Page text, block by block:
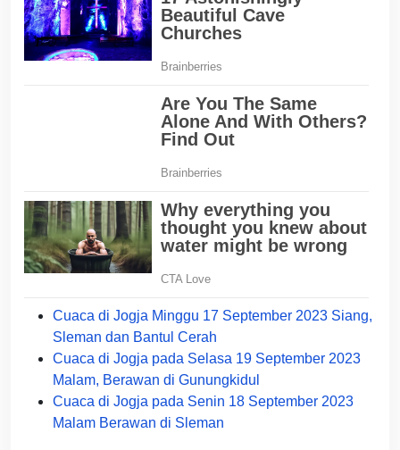
Cuaca di Jogja Minggu 17 September 2023 Siang,
Sleman dan Bantul Cerah
Cuaca di Jogja pada Selasa 19 September 2023
Malam, Berawan di Gunungkidul
Cuaca di Jogja pada Senin 18 September 2023
Malam Berawan di Sleman